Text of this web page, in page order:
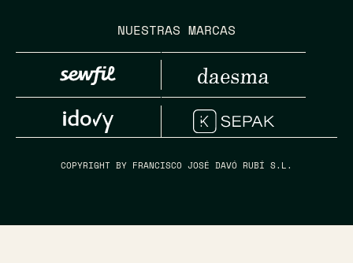
NUESTRAS MARCAS
COPYRIGHT BY FRANCISCO JOSÉ DAVÓ RUBÍ S.L.